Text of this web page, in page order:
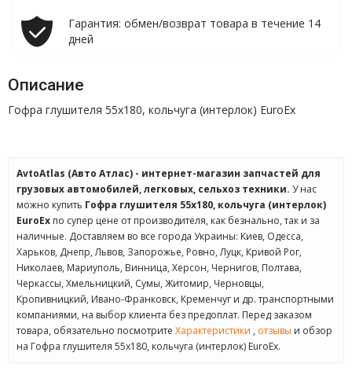
Гарантия: обмен/возврат товара в течение 14
дней
Описание
Гофра глушителя 55x180, кольчуга (интерлок) EuroEx
AvtoAtlas (Авто Атлас) - интернет-магазин запчастей для
грузовых автомобилей, легковых, сельхоз техники. У нас
можно купить Гофра глушителя 55x180, кольчуга (интерлок)
EuroEx по супер цене от производителя, как безнально, так и за
наличные. Доставляем во все города Украины: Киев, Одесса,
Харьков, Днепр, Львов, Запорожье, Ровно, Луцк, Кривой Рог,
Николаев, Мариуполь, Винница, Херсон, Чернигов, Полтава,
Черкассы, Хмельницкий, Сумы, Житомир, Черновцы,
Кропивницкий, Ивано-Франковск, Кременчуг и др. транспортными
компаниями, на выбор клиента без предоплат. Перед заказом
товара, обязательно посмотрите Характеристики , отзывы и обзор
на Гофра глушителя 55x180, кольчуга (интерлок) EuroEx.